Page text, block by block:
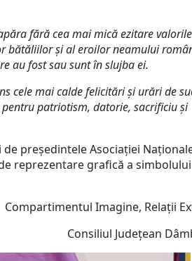
fără cea mai mică ezitare valorile
bătăliilor şi al eroilor neamului
au fost sau sunt în slujba ei.
cele mai calde felicitări şi urări de
patriotism, datorie, sacrificiu și
președintele Asociației
reprezentare grafică a simbolului
Compartimentul Imagine, Relații
Consiliul Județean